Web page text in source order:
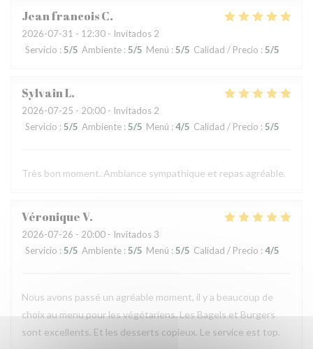
Jean francoisC
2026-07-31 - 12:30 - Invitados 2
Servicio : 5/5 Ambiente : 5/5 Menú : 5/5 Calidad / Precio : 5/5
SylvainL
2026-07-25 - 20:00 - Invitados 2
Servicio : 5/5 Ambiente : 5/5 Menú : 4/5 Calidad / Precio : 5/5
Très bon moment. Ambiance sympathique et repas agréable.
VéroniqueV
2026-07-26 - 20:00 - Invitados 3
Servicio : 5/5 Ambiente : 5/5 Menú : 5/5 Calidad / Precio :4/5
Nous avons passé un agréable moment, il y a beaucoup de
choix au menu pour les végétariens. Les Bagels et Burgers
sont excellents. Et les desserts copieux. Le service est top.